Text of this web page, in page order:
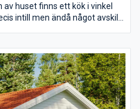
huset finns ett kök i vinkel
intill men ändå något avskilt
Härifrån finns även en dörr till